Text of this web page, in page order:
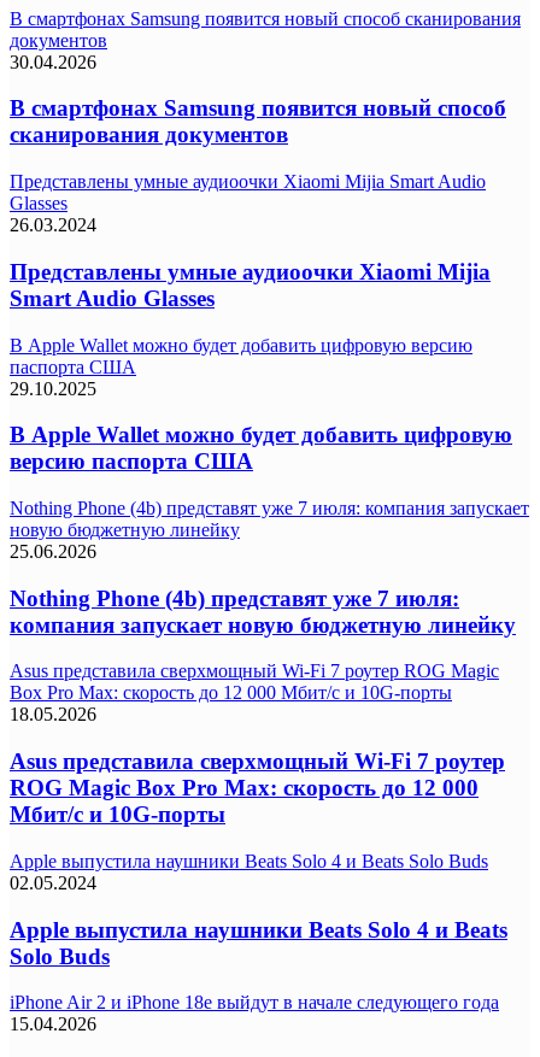
В смартфонах Samsung появится новый способ сканирования
документов
30.04.2026
В смартфонах Samsung появится новый способ
сканирования документов
Представлены умные аудиоочки Xiaomi Mijia Smart Audio
Glasses
26.03.2024
Представлены умные аудиоочки Xiaomi Mijia
Smart Audio Glasses
В Apple Wallet можно будет добавить цифровую версию
паспорта США
29.10.2025
В Apple Wallet можно будет добавить цифровую
версию паспорта США
Nothing Phone (4b) представят уже 7 июля: компания запускает
новую бюджетную линейку
25.06.2026
Nothing Phone (4b) представят уже 7 июля:
компания запускает новую бюджетную линейку
Asus представила сверхмощный Wi-Fi 7 роутер ROG Magic
Box Pro Max: скорость до 12 000 Мбит/с и 10G-порты
18.05.2026
Asus представила сверхмощный Wi-Fi 7 роутер
ROG Magic Box Pro Max: скорость до 12 000
Мбит/с и 10G-порты
Apple выпустила наушники Beats Solo 4 и Beats Solo Buds
02.05.2024
Apple выпустила наушники Beats Solo 4 и Beats
Solo Buds
iPhone Air 2 и iPhone 18e выйдут в начале следующего года
15.04.2026